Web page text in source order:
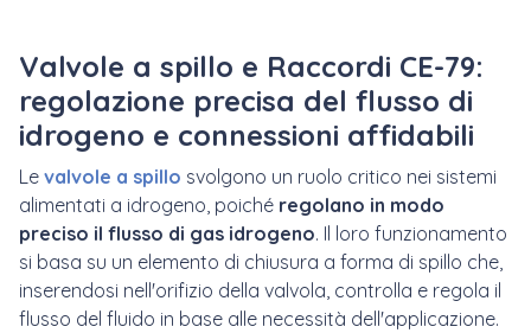
Valvole a spillo e Raccordi CE-79:
regolazione precisa del flusso di
idrogeno e connessioni affidabili
Le valvole a spillo svolgono un ruolo critico nei sistemi
alimentati a idrogeno, poiché regolano in modo
preciso il flusso di gas idrogeno. Il loro funzionamento
si basa su un elemento di chiusura a forma di spillo che,
inserendosi nell'orifizio della valvola, controlla e regola il
flusso del fluido in base alle necessità dell'applicazione.